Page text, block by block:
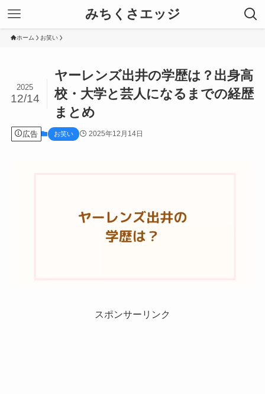
みちくさエッジ
ホーム お笑い
ヤーレンズ出井の学歴は？出身高
校・大学と芸人になるまでの経歴
まとめ
2025
12/14
広告 お笑い 2025年12月14日
スポンサーリンク